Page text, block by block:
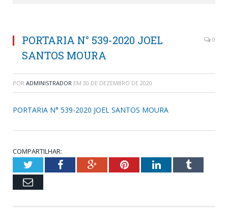
PORTARIA N° 539-2020 JOEL
SANTOS MOURA
0
POR ADMINISTRADOR EM 30 DE DEZEMBRO DE 2020
PORTARIA N° 539-2020 JOEL SANTOS MOURA
COMPARTILHAR:
TwitterFacebookGoogle+PinterestLinkedInTumblr
Email